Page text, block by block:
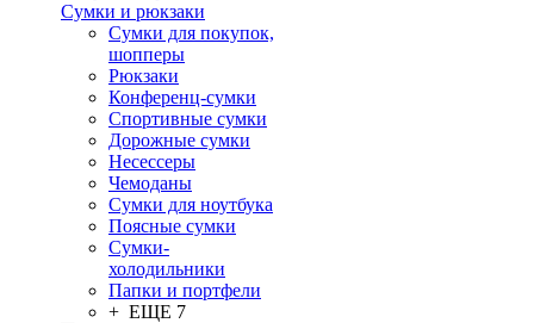
Сумки и рюкзаки
Сумки для покупок,
шопперы
Рюкзаки
Конференц-сумки
Спортивные сумки
Дорожные сумки
Несессеры
Чемоданы
Сумки для ноутбука
Поясные сумки
Сумки-
холодильники
Папки и портфели
+ ЕЩЕ 7